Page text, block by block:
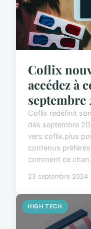
Coflix
accédez à
septembre
Coflix redéfinit
dès septembre
vers coflix.plus
contenus
comment ce
23 septembre 2024
HIGH TECH